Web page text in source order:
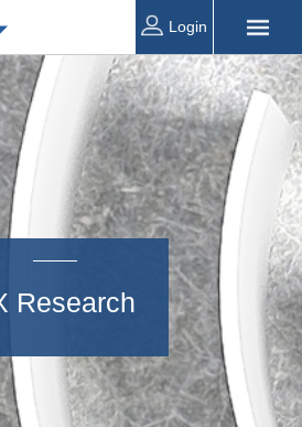
Login
Research